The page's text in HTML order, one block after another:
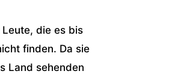
die es bis
finden. Da sie
Land sehenden